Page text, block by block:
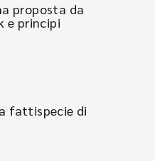
proposta da
e principi
fattispecie di